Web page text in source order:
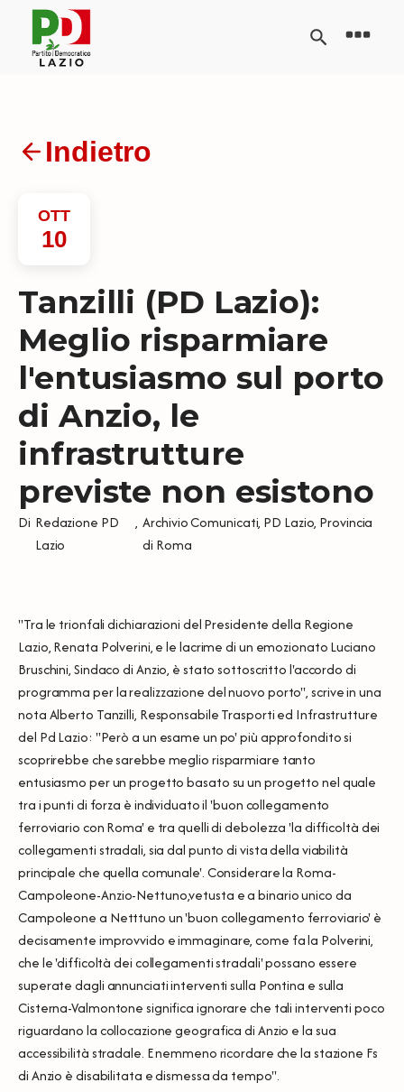
Indietro
OTT
10
Tanzilli (PD Lazio):
Meglio risparmiare
l'entusiasmo sul porto
di Anzio, le
infrastrutture
previste non esistono
Di Redazione PD
Lazio
, Archivio Comunicati, PD Lazio, Provincia
di Roma
"Tra le trionfali dichiarazioni del Presidente della Regione
Lazio, Renata Polverini, e le lacrime di un emozionato Luciano
Bruschini, Sindaco di Anzio, è stato sottoscritto l'accordo di
programma per la realizzazione del nuovo porto", scrive in una
nota Alberto Tanzilli, Responsabile Trasporti ed Infrastrutture
del Pd Lazio: "Però a un esame un po' più approfondito si
scoprirebbe che sarebbe meglio risparmiare tanto
entusiasmo per un progetto basato su un progetto nel quale
tra i punti di forza è individuato il 'buon collegamento
ferroviario con Roma' e tra quelli di debolezza 'la difficoltà dei
collegamenti stradali, sia dal punto di vista della viabilità
principale che quella comunale'. Considerare la Roma-
Campoleone-Anzio-Nettuno,vetusta e a binario unico da
Campoleone a Netttuno un 'buon collegamento ferroviario' è
decisamente improvvido e immaginare, come fa la Polverini,
che le 'difficoltà dei collegamenti stradali' possano essere
superate dagli annunciati interventi sulla Pontina e sulla
Cisterna-Valmontone significa ignorare che tali interventi poco
riguardano la collocazione geografica di Anzio e la sua
accessibilità stradale. E nemmeno ricordare che la stazione Fs
di Anzio è disabilitata e dismessa da tempo".